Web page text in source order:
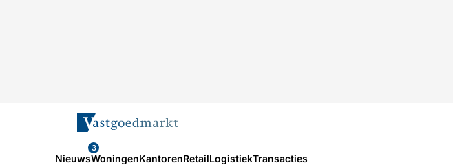
Nieuws
3
WoningenKantorenRetailLogistiekTransacties